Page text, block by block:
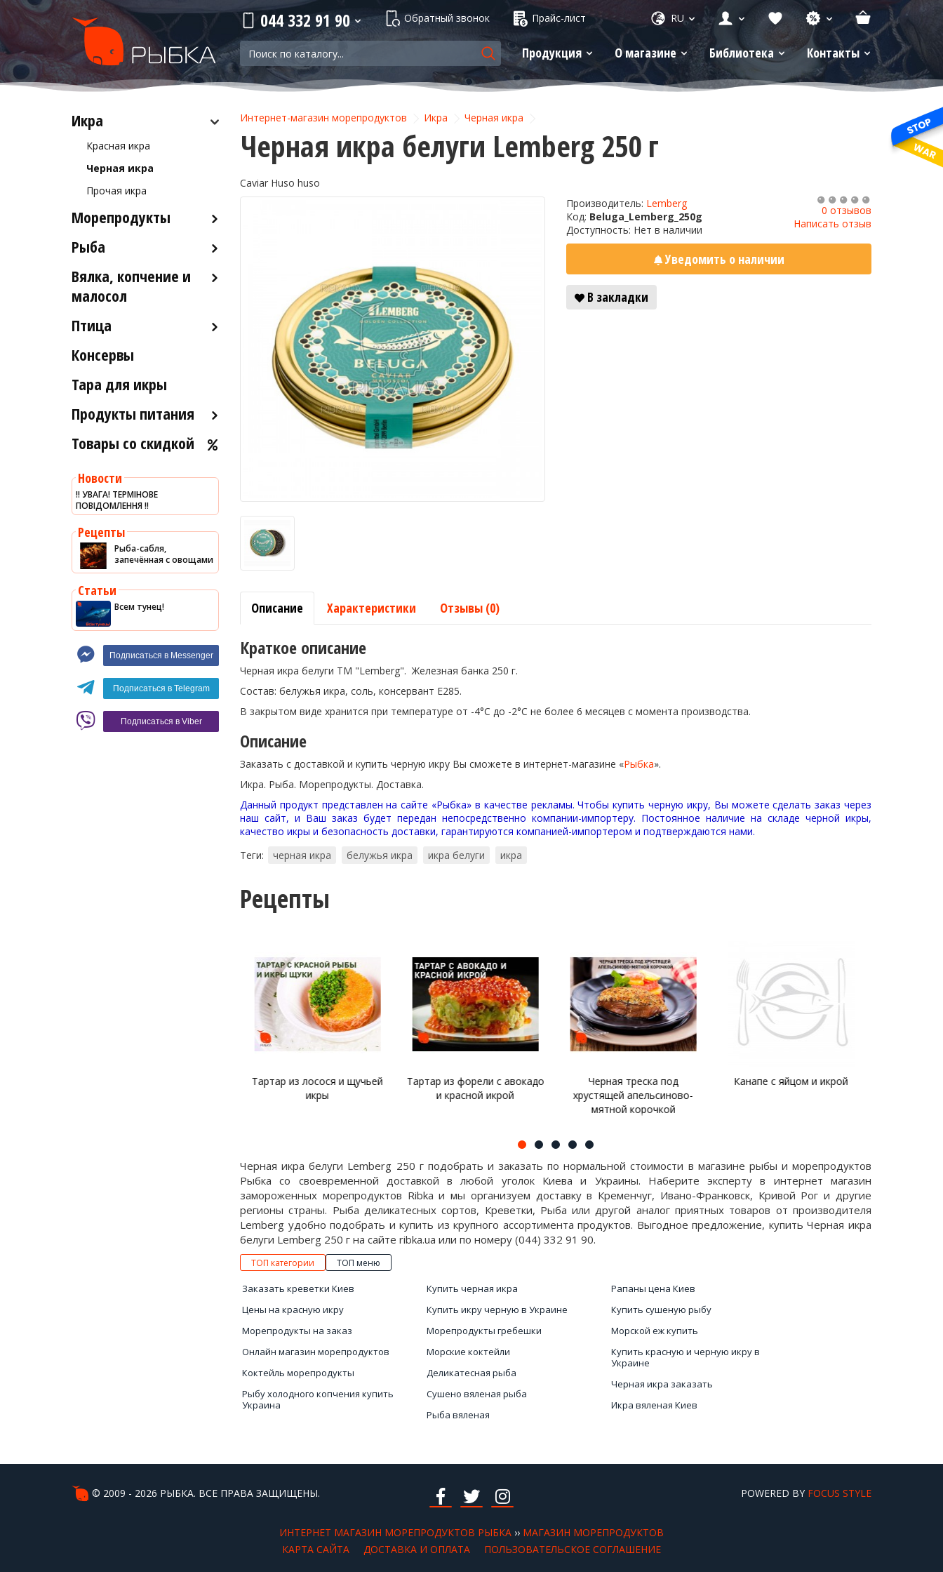
044 332 91 90 Обратный звонок Прайс-лист RU
Продукция О магазине Библиотека Контакты
Икра
Красная икра
Черная икра
Прочая икра
Морепродукты
Кальмары
Крабы
Лобстеры / Омары
Мидии
Мясо гребешка
Рапаны
Устрицы
Другое
Рыба
Рыба деликатесных сортов
Рыба столовых сортов
Вялка, копчение и
малосол
Икра вяленая
Рыба слабосоленая
Рыба холодного и
Птица
Индейка
Консервы
Тара для икры
Продукты питания
Оливковое масло
Уксус
Сыры
Соусы
Сладости
Рис
Оливки
Мясные изделия
Вино
Белое вино
Красное вино
Кофе
Blaser
Товары со скидкой
Новости
‼️ УВАГА! ТЕРМІНОВЕ
ПОВІДОМЛЕННЯ ‼️
Рецепты
Рыба-сабля,
запечённая с овощами
Статьи
Всем тунец!
Подписаться в Messenger
Подписаться в Telegram
Подписаться в Viber
Интернет-магазин морепродуктов Икра Черная икра
Черная икра белуги Lemberg 250 г
Caviar Huso huso
Производитель: Lemberg
Код: Beluga_Lemberg_250g
Доступность: Нет в наличии
0 отзывов
Написать отзыв
Уведомить о наличии
В закладки
Описание Характеристики Отзывы (0)
Краткое описание
Черная икра белуги TM "Lemberg". Железная банка 250 г.
Состав: белужья икра, соль, консервант Е285.
В закрытом виде хранится при температуре от -4°С до -2°С не более 6 месяцев с момента производства.
Описание
Заказать с доставкой и купить черную икру Вы сможете в интернет-магазине «Рыбка».
Икра. Рыба. Морепродукты. Доставка.
Данный продукт представлен на сайте «Рыбка» в качестве рекламы. Чтобы купить черную икру, Вы можете сделать заказ через
наш сайт, и Ваш заказ будет передан непосредственно компании-импортеру. Постоянное наличие на складе черной икры,
качество икры и безопасность доставки, гарантируются компанией-импортером и подтверждаются нами.
Теги:
черная икра белужья икра икра белуги икра
Рецепты
Тартар из форели с авокадо
и красной икрой
Черная треска под
хрустящей апельсиново-
Канапе с яйцом и икрой
Салат с красной икрой,
Черная икра белуги Lemberg 250 г подобрать и заказать по нормальной стоимости в магазине рыбы и морепродуктов
Рыбка со своевременной доставкой в любой уголок Киева и Украины. Наберите эксперту в интернет магазин
замороженных морепродуктов Ribka и мы организуем доставку в Кременчуг, Ивано-Франковск, Кривой Рог и другие
регионы страны. Рыба деликатесных сортов, Креветки, Рыба или другой аналог приятных товаров от производителя
Lemberg удобно подобрать и купить из крупного ассортимента продуктов. Выгодное предложение, купить Черная икра
белуги Lemberg 250 г на сайте ribka.ua или по номеру (044) 332 91 90.
ТОП категории ТОП меню
Заказать креветки Киев
Цены на красную икру
Морепродукты на заказ
Онлайн магазин морепродуктов
Коктейль морепродукты
Рыбу холодного копчения купить
Украина
Купить черная икра
Купить икру черную в Украине
Морепродукты гребешки
Морские коктейли
Деликатесная рыба
Сушено вяленая рыба
Рыба вяленая
Рапаны цена Киев
Купить сушеную рыбу
Морской еж купить
Купить красную и черную икру в
Украине
Черная икра заказать
Икра вяленая Киев
© 2009 - 2026 РЫБКА. ВСЕ ПРАВА ЗАЩИЩЕНЫ. POWERED BY FOCUS STYLE
ИНТЕРНЕТ МАГАЗИН МОРЕПРОДУКТОВ РЫБКА ›› МАГАЗИН МОРЕПРОДУКТОВ
КАРТА САЙТА
ДОСТАВКА И ОПЛАТА ПОЛЬЗОВАТЕЛЬСКОЕ СОГЛАШЕНИЕ